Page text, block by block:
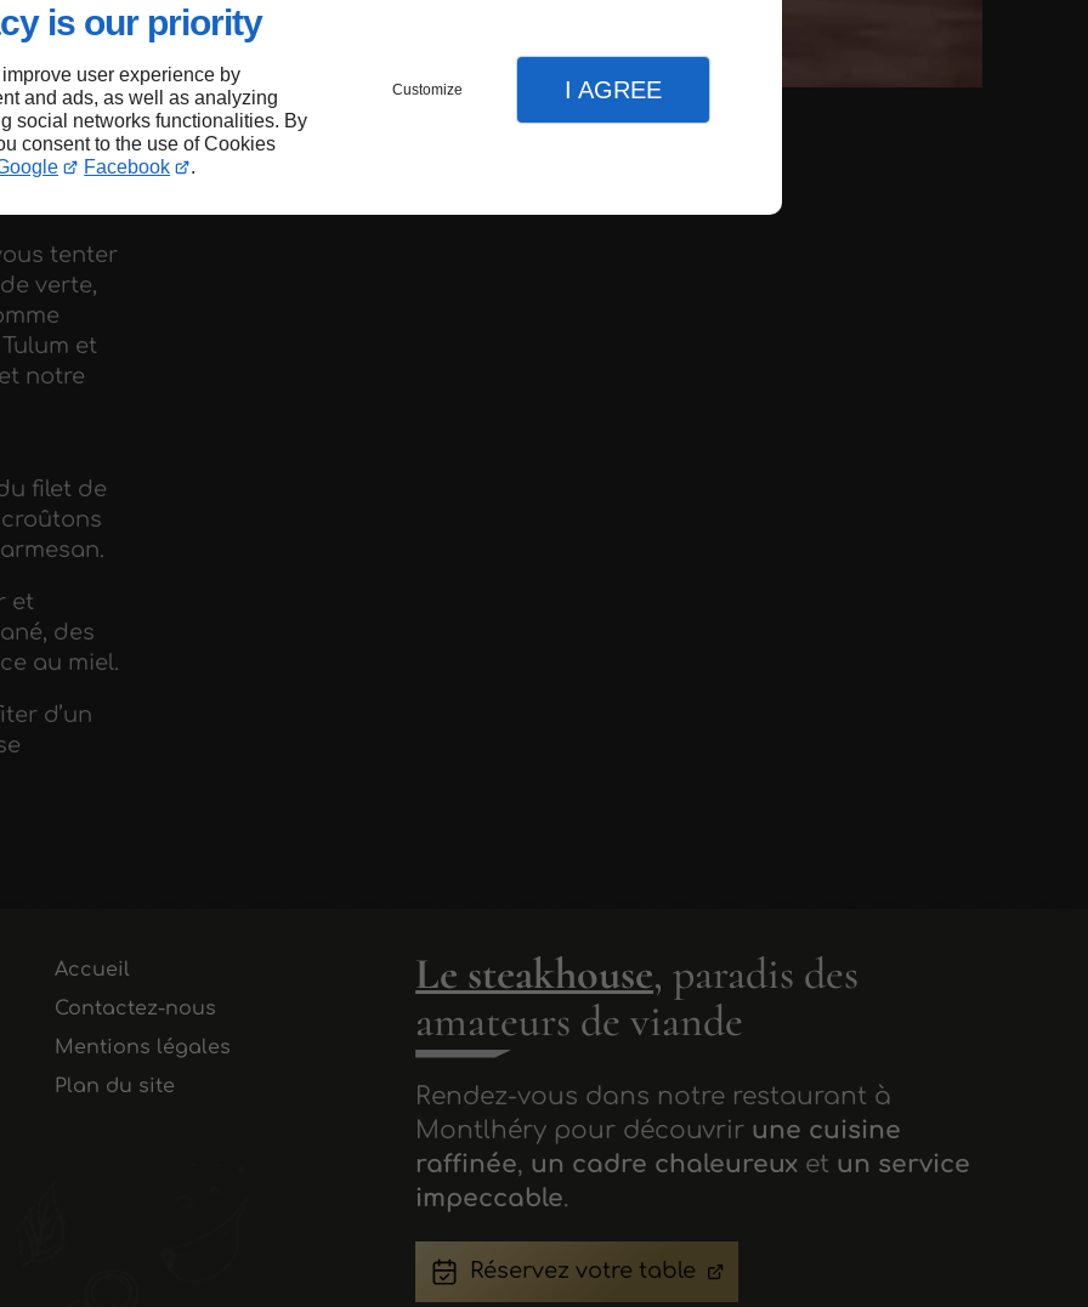
is our priority
user experience by
and ads, as well as analyzing
social networks functionalities. By
consent to the use of Cookies
Facebook .
Customize I AGREE
des
raffiné
rouges,
et
tenter
verte,
et
notre
filet de
et
des
au miel.
d’un
Accueil
Contactez-nous
Mentions légales
Plan du site
Le steakhouse, paradis des
amateurs de viande
Rendez-vous dans notre restaurant à
Montlhéry pour découvrir une cuisine
raffinée, un cadre chaleureux et un service
impeccable.
Réservez votre table